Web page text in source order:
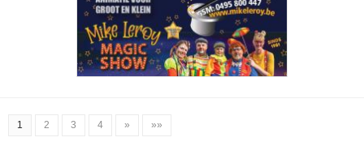
1 2 3 4 » »»